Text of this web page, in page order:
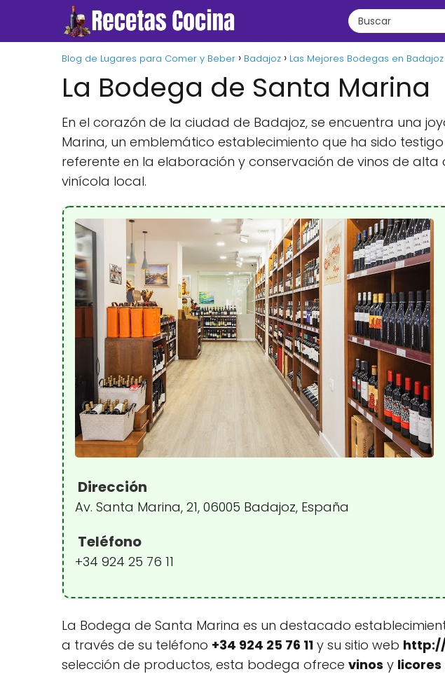
Blog de Lugares para Comer y Beber Badajoz Las Mejores Bodegas en Badajoz
La Bodega de Santa Marina
En el corazón de la ciudad de Badajoz, se encuentra una
Marina, un emblemático establecimiento que ha sido
referente en la elaboración y conservación de vinos de
vinícola local.
Dirección
Av. Santa Marina, 21, 06005 Badajoz, España
Teléfono
+34 924 25 76 11
La Bodega de Santa Marina es un destacado
a través de su teléfono +34 924 25 76 11 y su sitio web
selección de productos, esta bodega ofrece vinos y licores